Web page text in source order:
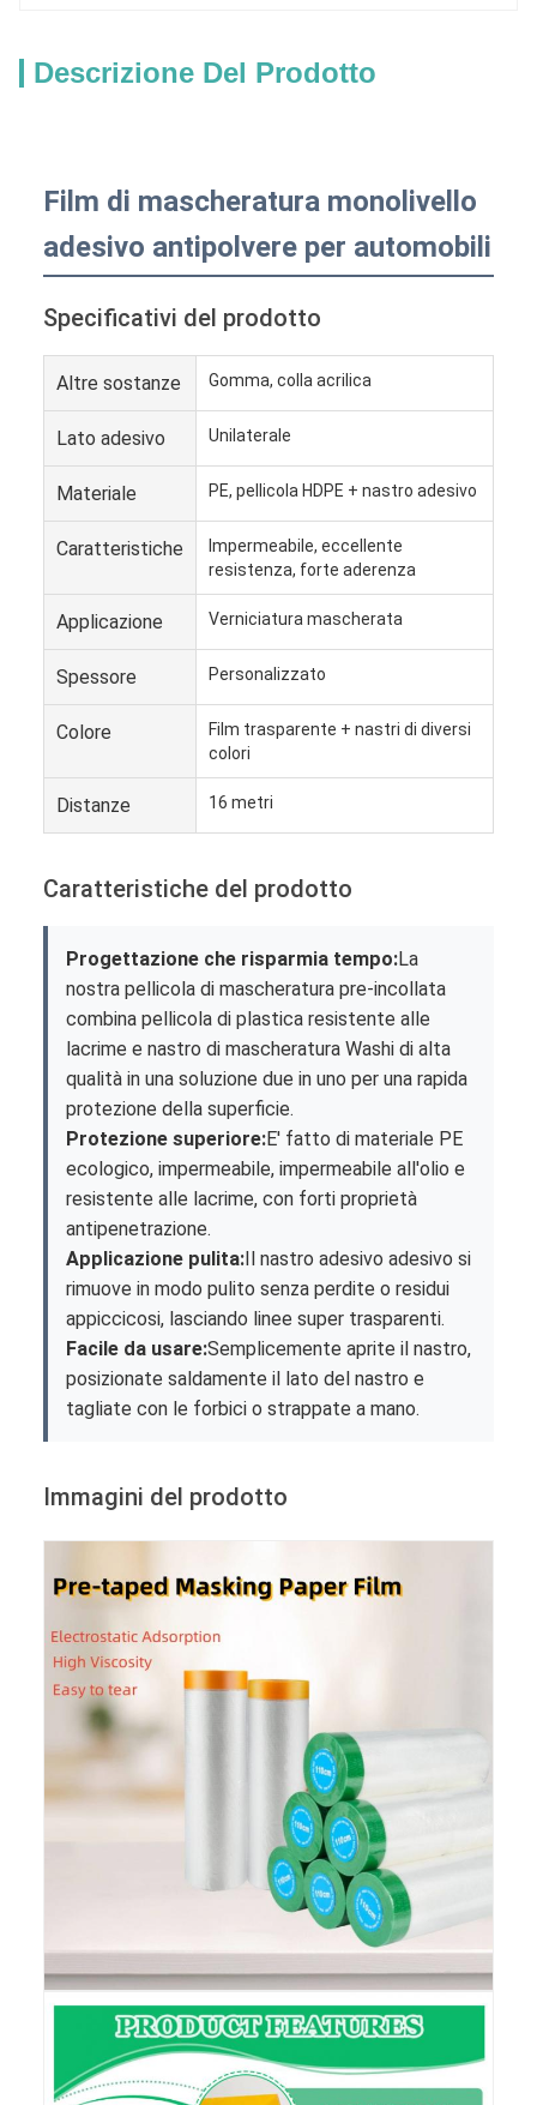
Descrizione Del Prodotto
Film di mascheratura monolivello
adesivo antipolvere per automobili
Specificativi del prodotto
Altre sostanze Gomma, colla acrilica
Lato adesivo Unilaterale
Materiale PE, pellicola HDPE + nastro adesivo
Caratteristiche
Impermeabile, eccellente
resistenza, forte aderenza
Applicazione Verniciatura mascherata
Spessore Personalizzato
Colore
Film trasparente + nastri di diversi
colori
Distanze 16 metri
Caratteristiche del prodotto
Progettazione che risparmia tempo:La
nostra pellicola di mascheratura pre-incollata
combina pellicola di plastica resistente alle
lacrime e nastro di mascheratura Washi di alta
qualità in una soluzione due in uno per una rapida
protezione della superficie.
Protezione superiore:E' fatto di materiale PE
ecologico, impermeabile, impermeabile all'olio e
resistente alle lacrime, con forti proprietà
antipenetrazione.
Applicazione pulita:Il nastro adesivo adesivo si
rimuove in modo pulito senza perdite o residui
appiccicosi, lasciando linee super trasparenti.
Facile da usare:Semplicemente aprite il nastro,
posizionate saldamente il lato del nastro e
tagliate con le forbici o strappate a mano.
Immagini del prodotto